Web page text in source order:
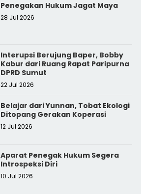
Penegakan Hukum Jagat Maya
28 Jul 2026
Interupsi Berujung Baper, Bobby
Kabur dari Ruang Rapat Paripurna
DPRD Sumut
22 Jul 2026
Belajar dari Yunnan, Tobat Ekologi
Ditopang Gerakan Koperasi
12 Jul 2026
Aparat Penegak Hukum Segera
Introspeksi Diri
10 Jul 2026